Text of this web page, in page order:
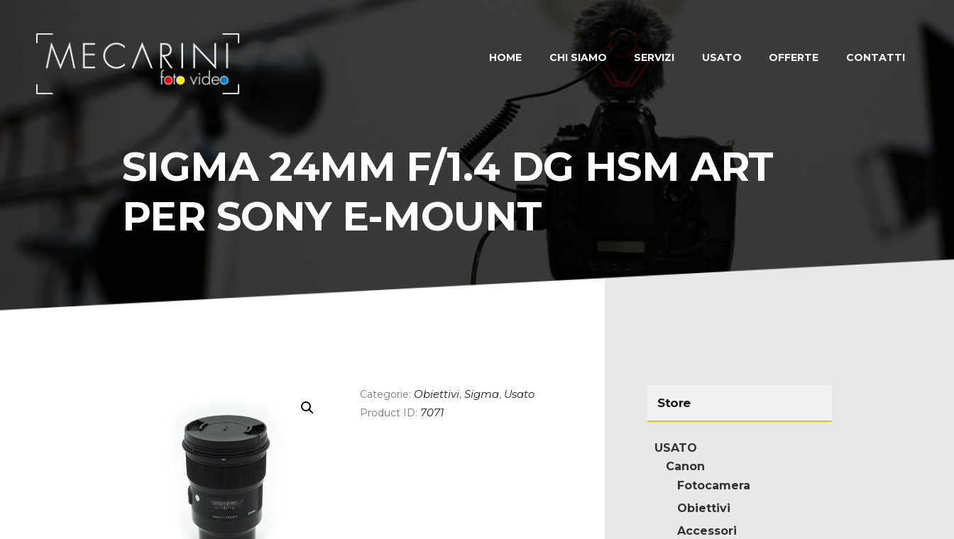
HOME CHI SIAMO SERVIZI USATO OFFERTE CONTATTI
SIGMA 24MM F/1.4 DG HSM ART
PER SONY E-MOUNT
HOME
CONTATTI
Categorie: Obiettivi, Sigma, Usato
Product ID: 7071
Store
USATO
Canon
Fotocamera
Obiettivi
Accessori